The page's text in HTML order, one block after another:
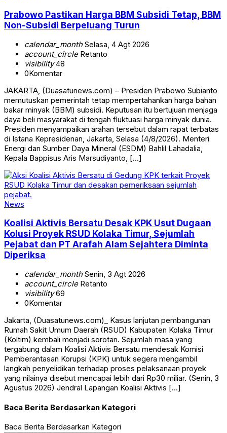
Prabowo Pastikan Harga BBM Subsidi Tetap, BBM
Non-Subsidi Berpeluang Turun
calendar_monthSelasa, 4 Agt 2026
account_circleRetanto
visibility48
0Komentar
JAKARTA, (Duasatunews.com) – Presiden Prabowo Subianto
memutuskan pemerintah tetap mempertahankan harga bahan
bakar minyak (BBM) subsidi. Keputusan itu bertujuan menjaga
daya beli masyarakat di tengah fluktuasi harga minyak dunia.
Presiden menyampaikan arahan tersebut dalam rapat terbatas
di Istana Kepresidenan, Jakarta, Selasa (4/8/2026). Menteri
Energi dan Sumber Daya Mineral (ESDM) Bahlil Lahadalia,
Kepala Bappisus Aris Marsudiyanto, […]
News
Koalisi Aktivis Bersatu Desak KPK Usut Dugaan
Kolusi Proyek RSUD Kolaka Timur, Sejumlah
Pejabat dan PT Arafah Alam Sejahtera Diminta
Diperiksa
calendar_monthSenin, 3 Agt 2026
account_circleRetanto
visibility69
0Komentar
Jakarta, (Duasatunews.com)_ Kasus lanjutan pembangunan
Rumah Sakit Umum Daerah (RSUD) Kabupaten Kolaka Timur
(Koltim) kembali menjadi sorotan. Sejumlah masa yang
tergabung dalam Koalisi Aktivis Bersatu mendesak Komisi
Pemberantasan Korupsi (KPK) untuk segera mengambil
langkah penyelidikan terhadap proses pelaksanaan proyek
yang nilainya disebut mencapai lebih dari Rp30 miliar. (Senin, 3
Agustus 2026) Jendral Lapangan Koalisi Aktivis […]
Baca Berita Berdasarkan Kategori
Baca Berita Berdasarkan Kategori